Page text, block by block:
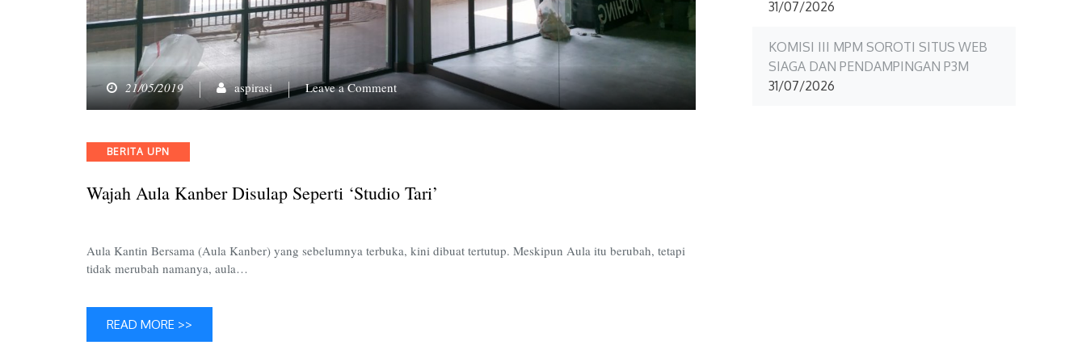
21/05/2019 aspirasi Leave a Commenton
Wajah
‘Studio
Categories
BERITA UPN
Wajah Aula Kanber Disulap Seperti ‘Studio Tari’
Aula Kantin Bersama (Aula Kanber) yang sebelumnya terbuka, kini dibuat tertutup. Meskipun Aula itu berubah, tetapi
tidak merubah namanya, aula…
READ MORE >>
31/07/2026
KOMISI III MPM SOROTI SITUS WEB
SIAGA DAN PENDAMPINGAN P3M
31/07/2026